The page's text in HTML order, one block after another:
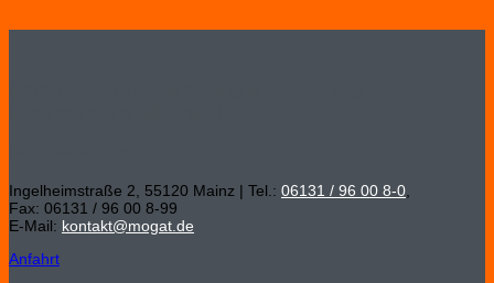
Ingelheimstraße 2, 55120 Mainz | Tel.: 06131 / 96 00 8-0
Fax: 06131 / 96 00 8-99
E-Mail: kontakt@mogat.de
Anfahrt